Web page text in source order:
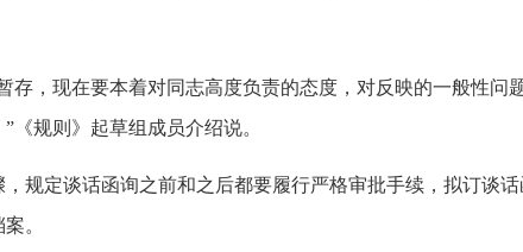
，现在要本着对同志高度负责的态度，对反映的一般性问
《规则》起草组成员介绍说。
规定谈话函询之前和之后都要履行严格审批手续，拟订谈
。